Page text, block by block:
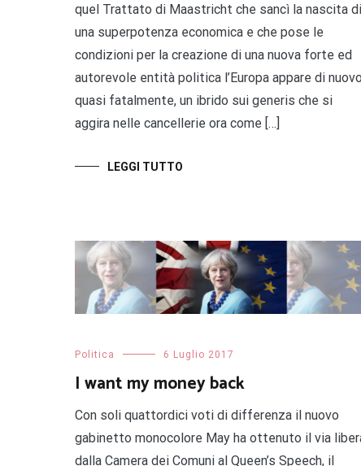
quel Trattato di Maastricht che sancì la nascita di
una superpotenza economica e che pose le
condizioni per la creazione di una nuova forte ed
autorevole entità politica l’Europa appare di
quasi fatalmente, un ibrido sui generis che si
aggira nelle cancellerie ora come […]
LEGGI TUTTO
Politica 6 Luglio 2017
I want my money back
Con soli quattordici voti di differenza il nuovo
gabinetto monocolore May ha ottenuto il via
dalla Camera dei Comuni al Queen’s Speech, il